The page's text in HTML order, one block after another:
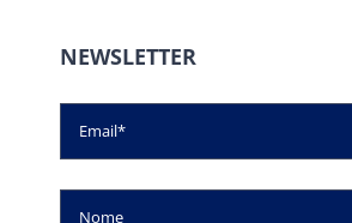
NEWSLETTER